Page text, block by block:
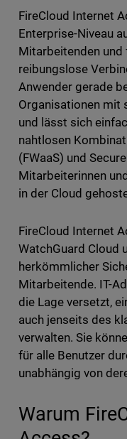
FireCloud Internet
Enterprise-Niveau
Mitarbeitenden und
reibungslose
Anwender gerade
Organisationen mit
und lässt sich
nahtlosen
(FWaaS) und
Mitarbeiterinnen
in der Cloud
FireCloud Internet
WatchGuard Cloud
herkömmlicher
Mitarbeitende. IT-
die Lage versetzt,
auch jenseits des
verwalten. Sie
für alle Benutzer
unabhängig von
Warum